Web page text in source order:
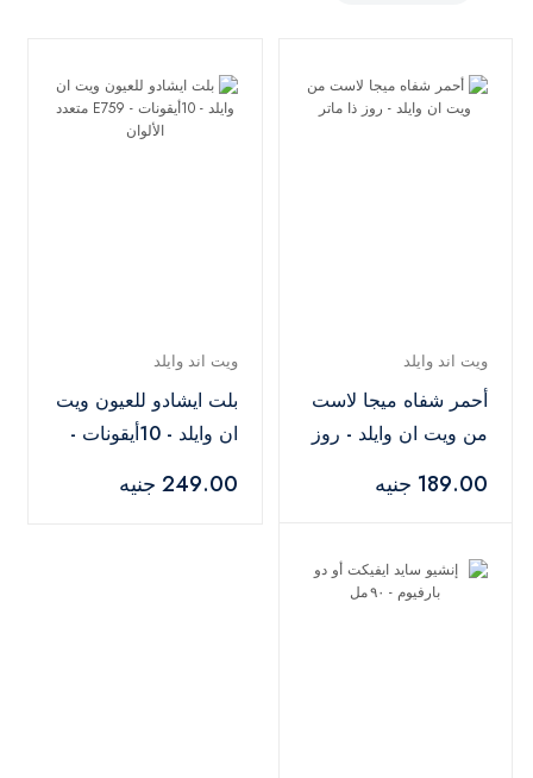
ويت اند وايلد
أحمر شفاه ميجا لاست
من ويت ان وايلد - روز
189.00 جنيه
ويت اند وايلد
بلت ايشادو للعيون ويت
ان وايلد - 10أيقونات -
249.00 جنيه